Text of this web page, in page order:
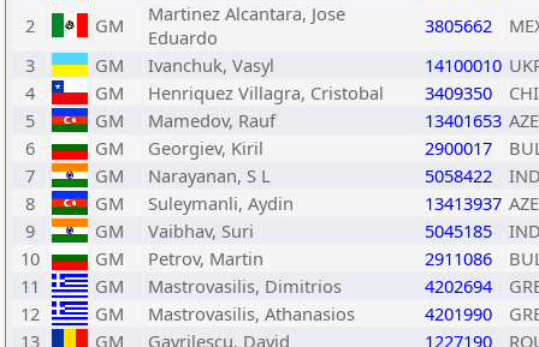
2
GM
Martinez Alcantara, Jose
Eduardo
3805662
3
GM Ivanchuk, Vasyl 14100010
4
GM Henriquez Villagra, Cristobal 3409350
CHI
5
GM Mamedov, Rauf 13401653 AZE
6
GM Georgiev, Kiril 2900017
7
GM Narayanan, S L 5058422
8
GM Suleymanli, Aydin 13413937 AZE
9
GM Vaibhav, Suri 5045185
10
GM Petrov, Martin 2911086
11
GM Mastrovasilis, Dimitrios 4202694
12
GM Mastrovasilis, Athanasios 4201990
13
GM Gavrilescu, David 1227190